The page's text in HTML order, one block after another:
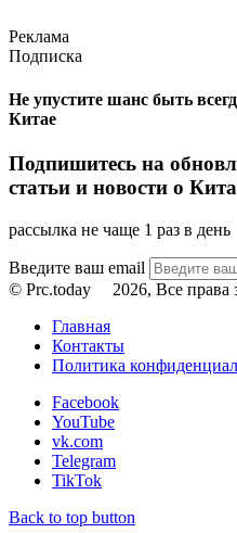
Реклама
Подписка
Не упустите шанс быть
Китае
Подпишитесь на
статьи и новости о
рассылка не чаще 1 раз в день
Введите ваш email
© Prc.today
2026, Все
Главная
Контакты
Политика
Facebook
YouTube
vk.com
Telegram
TikTok
Back to top button